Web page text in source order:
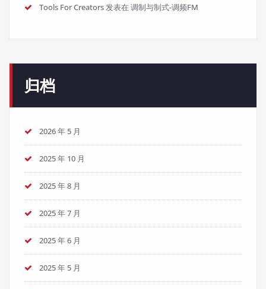
Tools For Creators发表在 调制与制式-调频FM
归档
2026 年 5 月
2025 年 10 月
2025 年 8 月
2025 年 7 月
2025 年 6 月
2025 年 5 月